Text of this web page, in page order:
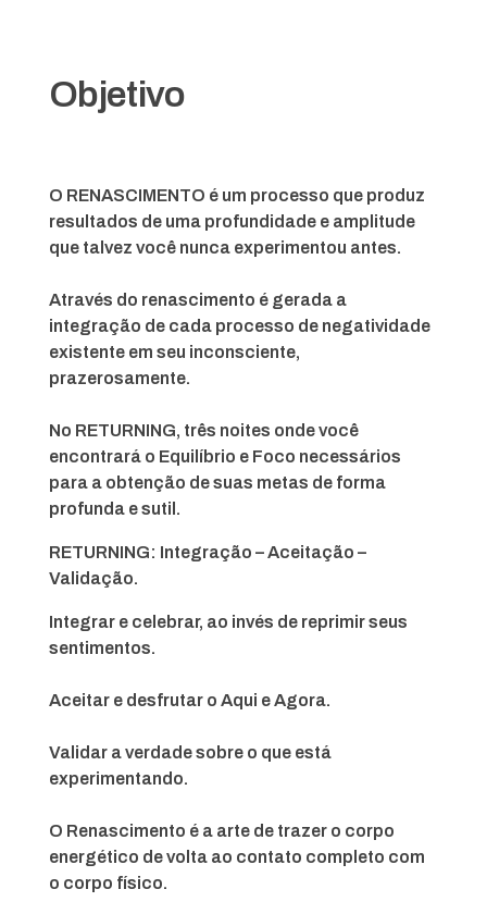
Objetivo
O RENASCIMENTO é um processo que produz
resultados de uma profundidade e amplitude
que talvez você nunca experimentou antes.
Através do renascimento é gerada a
integração de cada processo de negatividade
existente em seu inconsciente,
prazerosamente.
No RETURNING, três noites onde você
encontrará o Equilíbrio e Foco necessários
para a obtenção de suas metas de forma
profunda e sutil.
RETURNING: Integração – Aceitação –
Validação.
Integrar e celebrar, ao invés de reprimir seus
sentimentos.
Aceitar e desfrutar o Aqui e Agora.
Validar a verdade sobre o que está
experimentando.
O Renascimento é a arte de trazer o corpo
energético de volta ao contato completo com
o corpo físico.